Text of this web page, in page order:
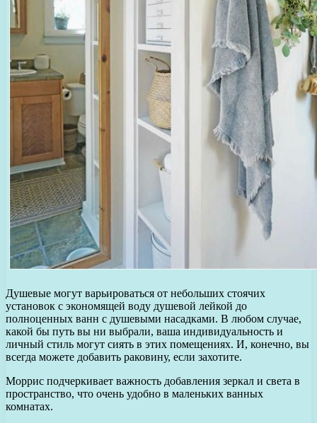
Душевые могут варьироваться от небольших стоячих
установок с экономящей воду душевой лейкой до
полноценных ванн с душевыми насадками. В любом случае,
какой бы путь вы ни выбрали, ваша индивидуальность и
личный стиль могут сиять в этих помещениях. И, конечно, вы
всегда можете добавить раковину, если захотите.
Моррис подчеркивает важность добавления зеркал и света в
пространство, что очень удобно в маленьких ванных
комнатах.